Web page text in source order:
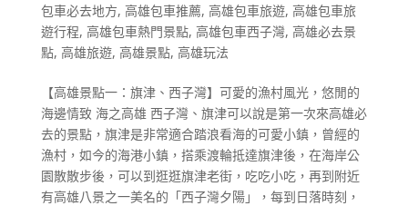
包車必去地方, 高雄包車推薦, 高雄包車旅遊, 高雄包車旅
遊行程, 高雄包車熱門景點, 高雄包車西子灣, 高雄必去景
點, 高雄旅遊, 高雄景點, 高雄玩法
【高雄景點一：旗津、西子灣】可愛的漁村風光，悠閒的
海邊情致 海之高雄 西子灣、旗津可以說是第一次來高雄必
去的景點，旗津是非常適合踏浪看海的可愛小鎮，曾經的
漁村，如今的海港小鎮，搭乘渡輪抵達旗津後，在海岸公
園散散步後，可以到逛逛旗津老街，吃吃小吃，再到附近
有高雄八景之一美名的「西子灣夕陽」，每到日落時刻，